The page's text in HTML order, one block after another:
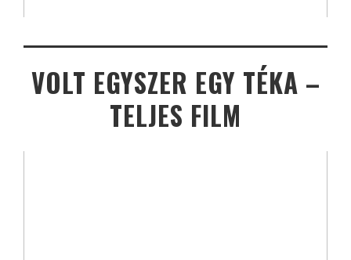
VOLT EGYSZER EGY TÉKA –
TELJES FILM